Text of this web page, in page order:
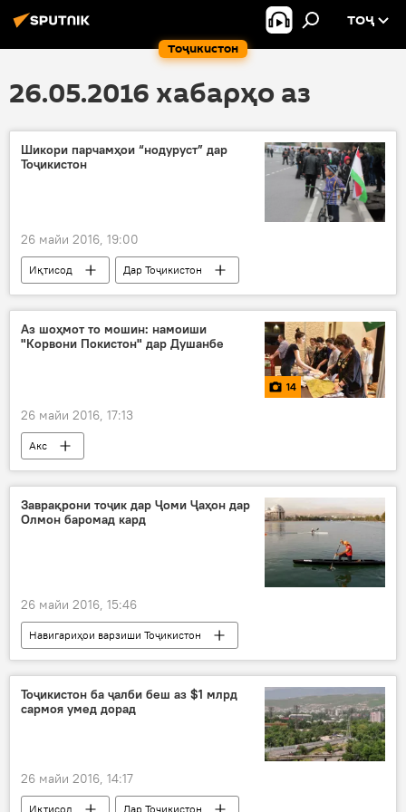
Тоҷикистон
ТОҶ
26.05.2016 хабарҳо аз
Шикори парчамҳои “нодуруст” дар
Тоҷикистон
26 майи 2016, 19:00
Иқтисод
Дар Тоҷикистон
Ҳамаи хабарҳо
Мурод Ашуров
Тоҷикстандарт
парчами нодуруст
рейд
Аз шоҳмот то мошин: намоиши
"Корвони Покистон" дар Душанбе
14
26 майи 2016, 17:13
Акс
Заврақрони тоҷик дар Ҷоми Ҷаҳон дар
Олмон баромад кард
26 майи 2016, 15:46
Навигариҳои варзиши Тоҷикистон
Дар ҷаҳон
Ҳамаи хабарҳо
Олмон
Шаҳриёр Даминов
сабқат
Ҷоми ҷаҳон
Тоҷикистон ба ҷалби беш аз $1 млрд
сармоя умед дорад
26 майи 2016, 14:17
Иқтисод
Дар Тоҷикистон